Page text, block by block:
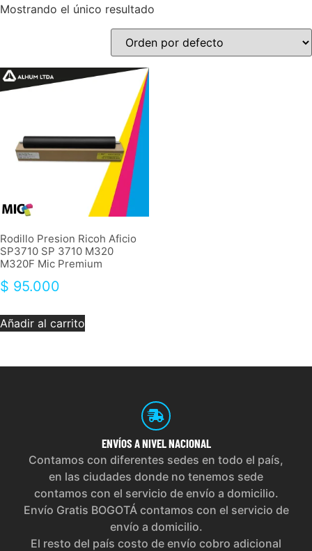
Mostrando el único resultado
Rodillo Presion Ricoh Aficio
SP3710 SP 3710 M320
M320F Mic Premium
$ 95.000
Añadir al carrito
ENVÍOS A NIVEL NACIONAL
Contamos con diferentes sedes en todo el país,
en las ciudades donde no tenemos sede
contamos con el servicio de envío a domicilio.
Envío Gratis BOGOTÁ contamos con el servicio de
envío a domicilio.
El resto del país costo de envío cobro adicional